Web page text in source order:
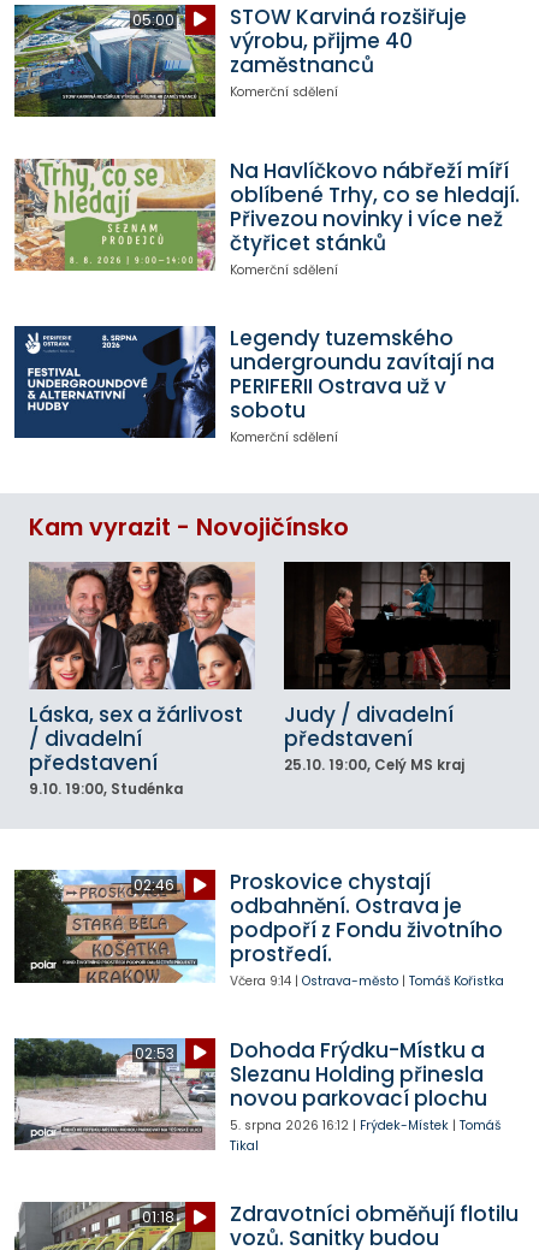
05:00
STOW Karviná rozšiřuje
výrobu, přijme 40
zaměstnanců
Komerční sdělení
Na Havlíčkovo nábřeží míří
oblíbené Trhy, co se hledají.
Přivezou novinky i více než
čtyřicet stánků
Komerční sdělení
Legendy tuzemského
undergroundu zavítají na
PERIFERII Ostrava už v
sobotu
Komerční sdělení
Kam vyrazit - Novojičínsko
Láska, sex a žárlivost
/ divadelní
představení
9.10. 19:00, Studénka
Judy / divadelní
představení
25.10. 19:00, Celý MS kraj
02:46
Proskovice chystají
odbahnění. Ostrava je
podpoří z Fondu životního
prostředí.
Včera 9:14| Ostrava-město| Tomáš Kořistka
02:53
Dohoda Frýdku-Místku a
Slezanu Holding přinesla
novou parkovací plochu
5. srpna 2026 16:12| Frýdek-Místek| Tomáš
Tikal
01:18
Zdravotníci obměňují flotilu
vozů. Sanitky budou